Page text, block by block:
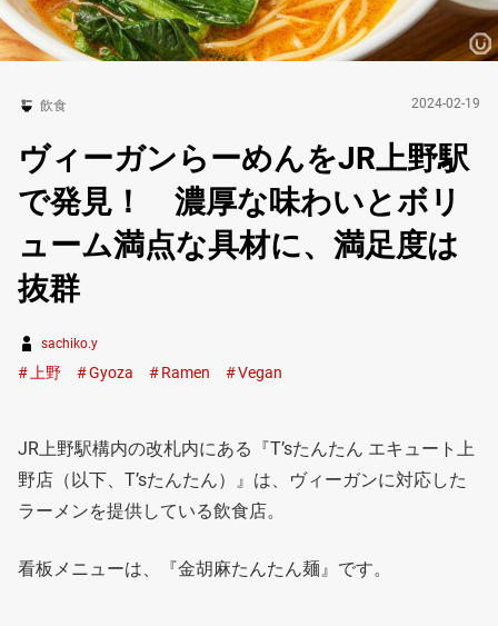
飲食 2024-02-19
ヴィーガンらーめんをJR上野駅
で発見！ 濃厚な味わいとボリ
ューム満点な具材に、満足度は
抜群
sachiko.y
上野 Gyoza Ramen Vegan
JR上野駅構内の改札内にある『T’sたんたん エキュート上
野店（以下、T’sたんたん）』は、ヴィーガンに対応した
ラーメンを提供している飲食店。
看板メニューは、『金胡麻たんたん麺』です。